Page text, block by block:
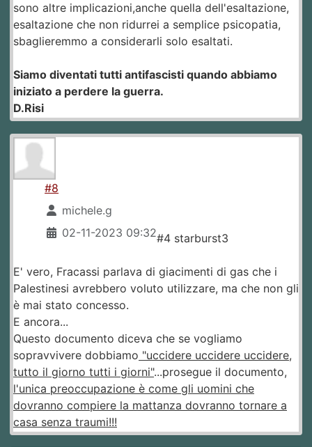
sono altre implicazioni,anche quella dell'esaltazione,
esaltazione che non ridurrei a semplice psicopatia,
sbaglieremmo a considerarli solo esaltati.
Siamo diventati tutti antifascisti quando abbiamo
iniziato a perdere la guerra.
D.Risi
#8
michele.g
02-11-2023 09:32#4 starburst3
E' vero, Fracassi parlava di giacimenti di gas che i
Palestinesi avrebbero voluto utilizzare, ma che non gli
è mai stato concesso.
E ancora...
Questo documento diceva che se vogliamo
sopravvivere dobbiamo "uccidere uccidere uccidere,
tutto il giorno tutti i giorni"...prosegue il documento,
l'unica preoccupazione è come gli uomini che
dovranno compiere la mattanza dovranno tornare a
casa senza traumi!!!